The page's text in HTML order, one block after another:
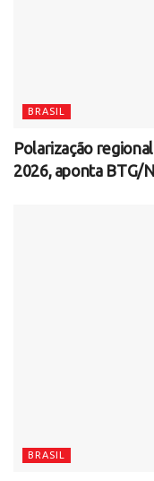
BRASIL
Polarização
2026, aponta BTG/
BRASIL